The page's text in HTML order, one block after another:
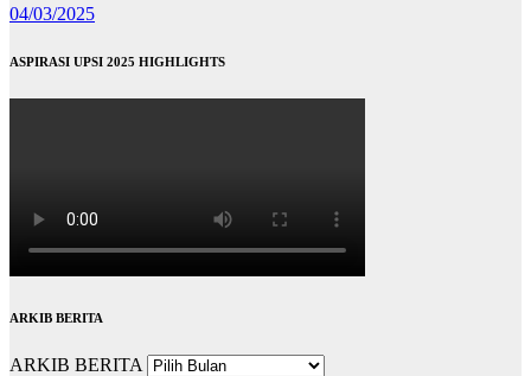
04/03/2025
ASPIRASI UPSI 2025 HIGHLIGHTS
ARKIB BERITA
ARKIB BERITA